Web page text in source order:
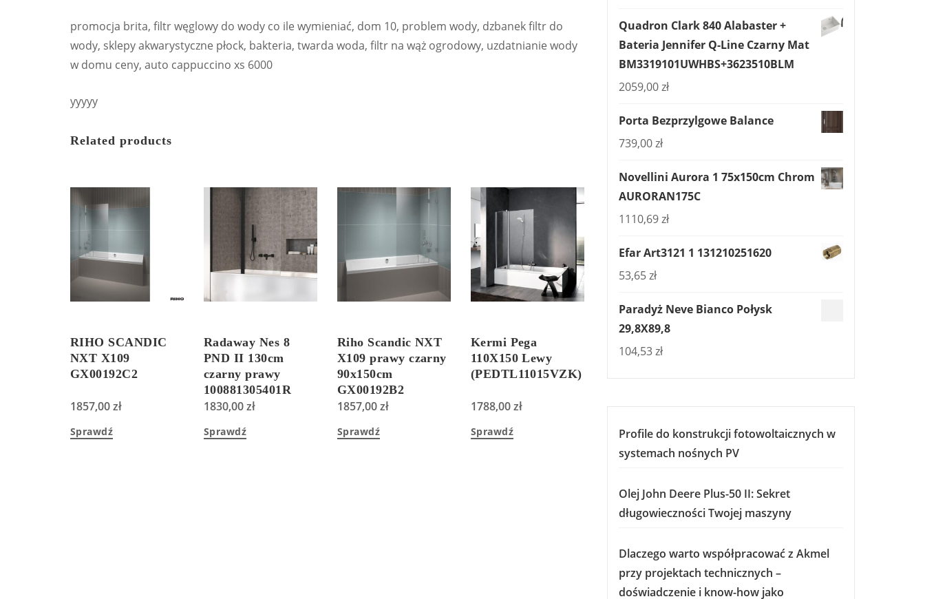
promocja brita, filtr węglowy do wody co ile wymieniać, dom 10, problem wody, dzbanek filtr do
wody, sklepy akwarystyczne płock, bakteria, twarda woda, filtr na wąż ogrodowy, uzdatnianie wody
w domu ceny, auto cappuccino xs 6000
yyyyy
Related products
RIHO SCANDIC
NXT X109
GX00192C2
1857,00zł
Sprawdź
Radaway Nes 8
PND II 130cm
czarny prawy
100881305401R
1830,00zł
Sprawdź
Riho Scandic NXT
X109 prawy czarny
90x150cm
GX00192B2
1857,00zł
Sprawdź
Kermi Pega
110X150 Lewy
(PEDTL11015VZK)
1788,00zł
Sprawdź
Quadron Clark 840 Alabaster +
Bateria Jennifer Q-Line Czarny Mat
BM3319101UWHBS+3623510BLM
2059,00zł
Porta Bezprzylgowe Balance
739,00zł
Novellini Aurora 1 75x150cm Chrom
AURORAN175C
1110,69zł
Efar Art3121 1 131210251620
53,65zł
Paradyż Neve Bianco Połysk
29,8X89,8
104,53zł
Profile do konstrukcji fotowoltaicznych w
systemach nośnych PV
Olej John Deere Plus-50 II: Sekret
długowieczności Twojej maszyny
Dlaczego warto współpracować z Akmel
przy projektach technicznych –
doświadczenie i know-how jako